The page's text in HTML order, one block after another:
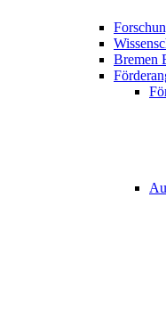
Bremen